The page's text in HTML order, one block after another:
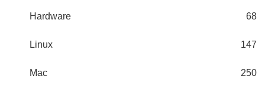
Hardware 68
Linux 147
Mac 250